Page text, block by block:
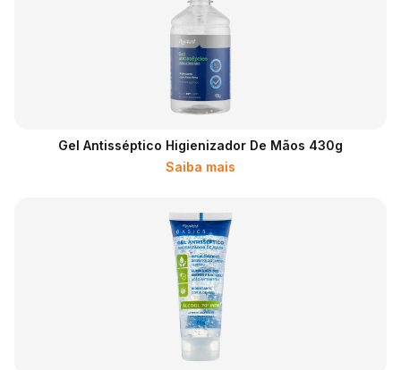
Gel Antisséptico Higienizador De Mãos 430g
Saiba mais